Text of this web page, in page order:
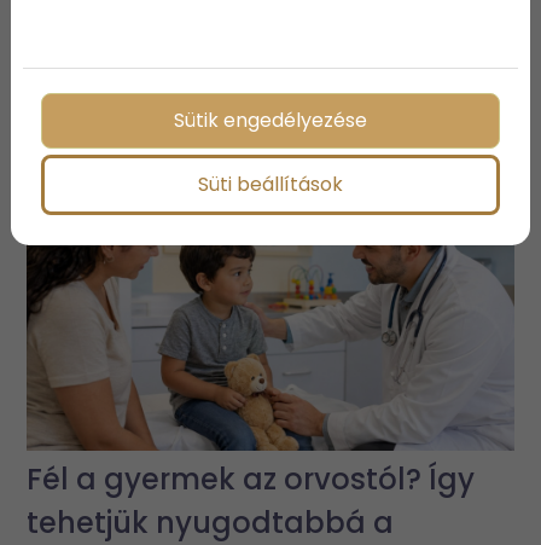
választás Szlovénia
gyerekekkel?
Fél a gyermek az orvostól? Így
tehetjük nyugodtabbá a
Sütik engedélyezése
Süti beállítások